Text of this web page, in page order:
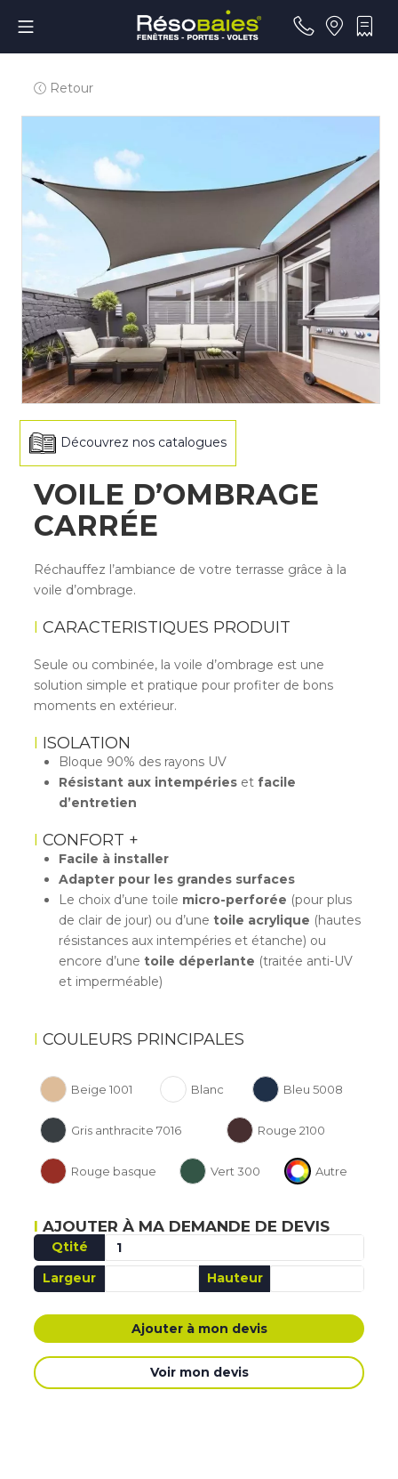
Retour
Découvrez nos catalogues
VOILE D’OMBRAGE
CARRÉE
Réchauffez l’ambiance de votre terrasse grâce à la
voile d’ombrage.
CARACTERISTIQUES PRODUIT
Seule ou combinée, la voile d’ombrage est une
solution simple et pratique pour profiter de bons
moments en extérieur.
ISOLATION
Bloque 90% des rayons UV
Résistant aux intempéries et facile
d’entretien
CONFORT +
Facile à installer
Adapter pour les grandes surfaces
Le choix d’une toile micro-perforée (pour plus
de clair de jour) ou d’une toile acrylique (hautes
résistances aux intempéries et étanche) ou
encore d’une toile déperlante (traitée anti-UV
et imperméable)
COULEURS PRINCIPALES
Beige 1001 Blanc Bleu 5008
Gris anthracite 7016 Rouge 2100
Rouge basque Vert 300 Autre
AJOUTER À MA DEMANDE DE DEVIS
Qtité
Largeur
Hauteur
Ajouter à mon devis
Voir mon devis